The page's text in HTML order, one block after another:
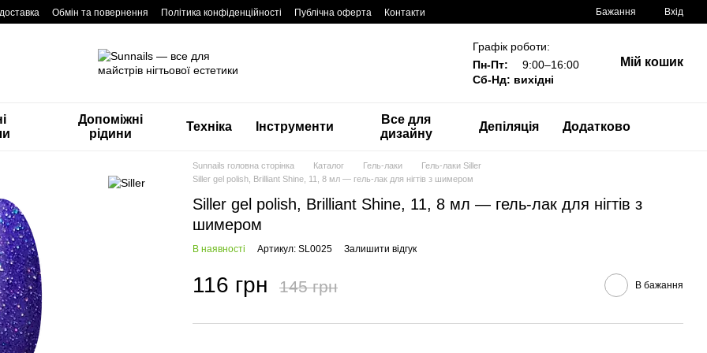
Обмін та повернення Політика конфіденційності Публічна оферта Контакти Бажання Вхід
Графік роботи:
Пн-Пт:
9:00–16:00
Сб-Нд: вихідні
Мій кошик
Допоміжні
рідини
Техніка Інструменти
Все для
дизайну
Депіляція Додатково
Sunnails головна сторінка Каталог Гель-лаки
Гель-лаки Siller
Siller gel polish, Brilliant Shine, 11, 8 мл — гель-лак для нігтів з шимером
Siller gel polish, Brilliant Shine, 11, 8 мл — гель-лак для нігтів з
шимером
В наявності Артикул: SL0025 Залишити відгук
116 грн 145 грн В бажання